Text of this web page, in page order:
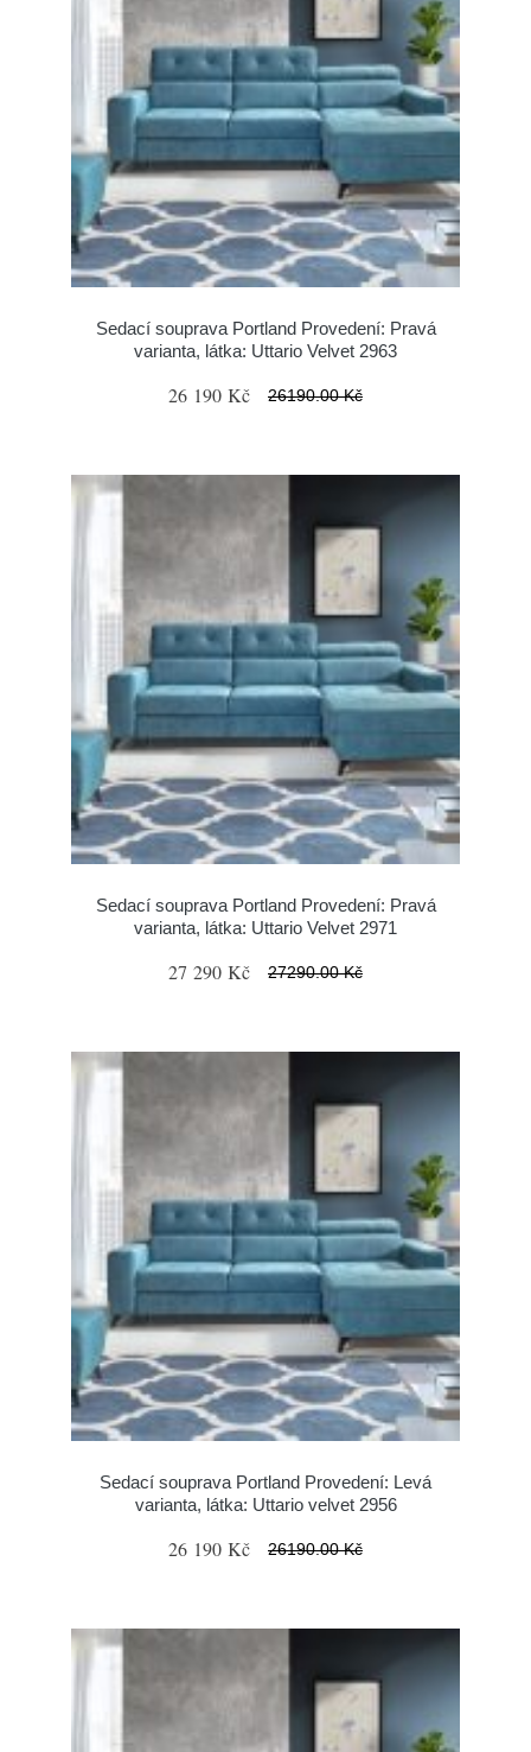
Sedací souprava Portland Provedení: Pravá
varianta, látka: Uttario Velvet 2963
26 190 Kč 26190.00 Kč
Sedací souprava Portland Provedení: Pravá
varianta, látka: Uttario Velvet 2971
27 290 Kč 27290.00 Kč
Sedací souprava Portland Provedení: Levá
varianta, látka: Uttario velvet 2956
26 190 Kč 26190.00 Kč